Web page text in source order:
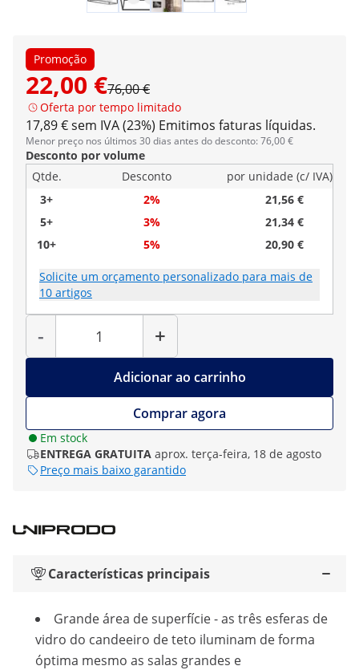
Promoção
22,00 €76,00 €
Oferta por tempo limitado
17,89 € sem IVA (23%) Emitimos faturas líquidas.
Menor preço nos últimos 30 dias antes do desconto: 76,00 €
Desconto por volume
Qtde.
Desconto
por unidade (c/ IVA)
3+
2%
21,56 €
5+
3%
21,34 €
10+
5% 20,90 €
Solicite um orçamento personalizado para mais de
10 artigos
-
Quantidade
+
Adicionar ao carrinho
Comprar agora
Em stock
ENTREGA GRATUITA aprox. terça-feira, 18 de agosto
Preço mais baixo garantido
Características principais
Grande área de superfície - as três esferas de
vidro do candeeiro de teto iluminam de forma
óptima mesmo as salas grandes e